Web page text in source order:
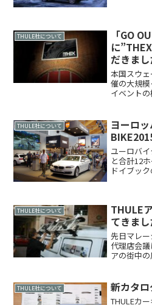
しました
THULE社について
「GO
に
だきまし
本国スウ
催の大規模
イベント
是非ご覧く
THULE社について
ヨーロ
ユーロバ
と合計12
ドイブッ
のセー...
THULE社について
THULE
てきまし
先日マレ
代理店会
アの街中
が非常に高
乗ってい
THULE社について 新カタ
THULEカ